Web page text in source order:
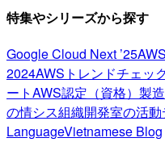
特集やシリーズから探す
Google Cloud Next ’25
2024AWSトレンドチェッ
ートAWS認定（資格） 製
の情シス組織開発室の活動
LanguageVietnamese Blog